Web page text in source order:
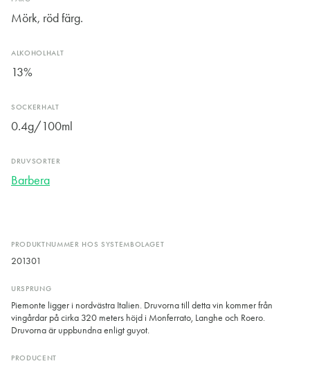
PRODUKTNUMMER HOS SYSTEMBOLAGET
201301
URSPRUNG
Piemonte ligger i nordvästra Italien. Druvorna till detta vin kommer från
vingårdar på cirka 320 meters höjd i Monferrato, Langhe och Roero.
Druvorna är uppbundna enligt guyot.
PRODUCENT
Mörk, röd färg.
ALKOHOLHALT
13%
SOCKERHALT
0.4g/100ml
DRUVSORTER
Barbera